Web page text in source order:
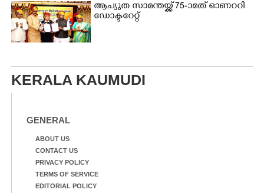
ആച്യുത സാമന്തയ്ക്ക് 75-ാമത് ഓണററി
ഡോക്ടറേറ്റ്
KERALA KAUMUDI
GENERAL
ABOUT US
CONTACT US
PRIVACY POLICY
TERMS OF SERVICE
EDITORIAL POLICY